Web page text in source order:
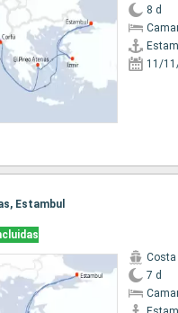
8 d
11/
Estambul
Costa
7 d